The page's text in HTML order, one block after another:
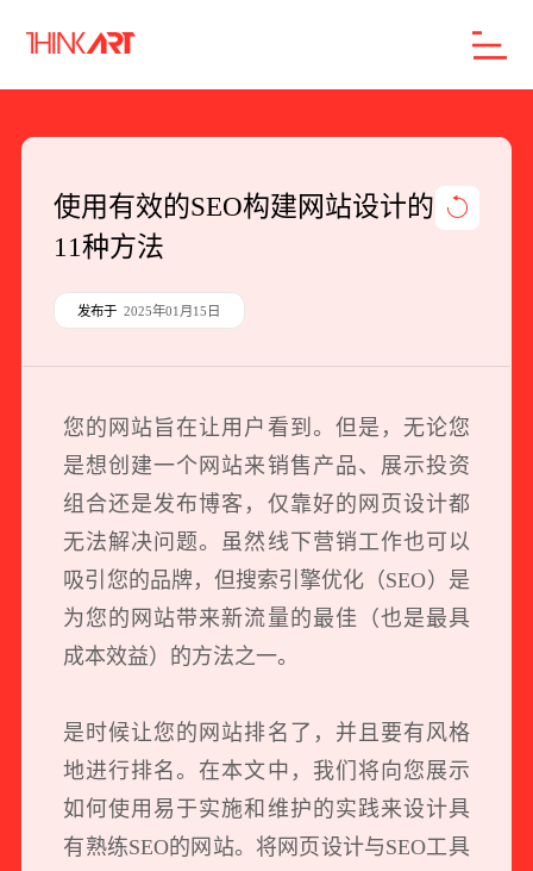
企业网站建设
数字产品研发
外贸独立站
使用有效的SEO构建网站设计的
11种方法
发布于 2025年01月15日
您的网站旨在让用户看到。但是，无论您
是想创建一个网站来销售产品、展示投资
组合还是发布博客，仅靠好的网页设计都
无法解决问题。虽然线下营销工作也可以
吸引您的品牌，但搜索引擎优化（SEO）是
为您的网站带来新流量的最佳（也是最具
成本效益）的方法之一。
是时候让您的网站排名了，并且要有风格
地进行排名。在本文中，我们将向您展示
如何使用易于实施和维护的实践来设计具
有熟练SEO的网站。将网页设计与SEO工具